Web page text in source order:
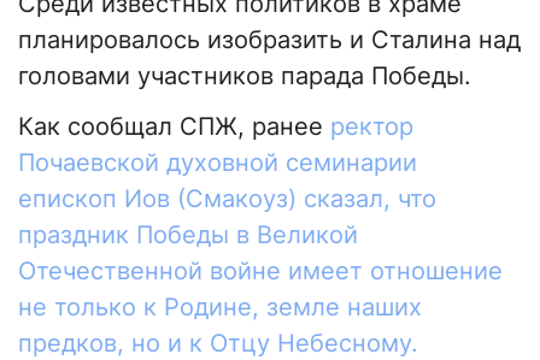
планировалось изобразить и Сталина над
головами участников парада Победы.
Как сообщал СПЖ, ранее ректор
Почаевской духовной семинарии
епископ Иов (Смакоуз) сказал, что
праздник Победы в Великой
Отечественной войне имеет отношение
не только к Родине, земле наших
предков, но и к Отцу Небесному.